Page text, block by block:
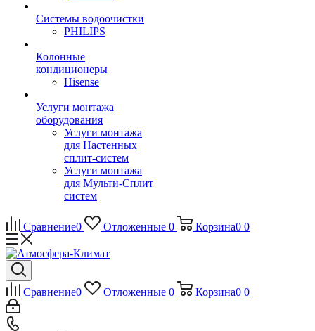
Системы водоочистки
PHILIPS
Колонные
кондиционеры
Hisense
Услуги монтажа
оборудования
Услуги монтажа
для Настенных
сплит-систем
Услуги монтажа
для Мульти-Сплит
систем
Сравнение0 Отложенные 0 Корзина0 0
Сравнение0 Отложенные 0 Корзина0 0